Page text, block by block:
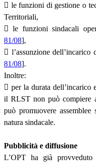
 le funzioni di gestione o
Territoriali,
 le funzioni sindacali
81/08],
 l’assunzione
81/08].
Inoltre:
 per la durata dell’incarico
il RLST non può compiere
può promuovere
natura sindacale.
Pubblicità e diffusione
L’OPT ha già